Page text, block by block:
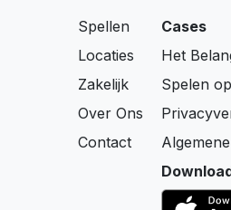
Spellen
Locaties
Zakelijk
Over Ons
Contact
Cases
Het
Spelen